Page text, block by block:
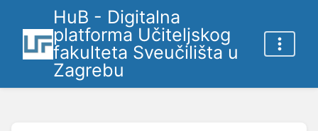
HuB - Digitalna
platforma Učiteljskog
fakulteta Sveučilišta u
Zagrebu